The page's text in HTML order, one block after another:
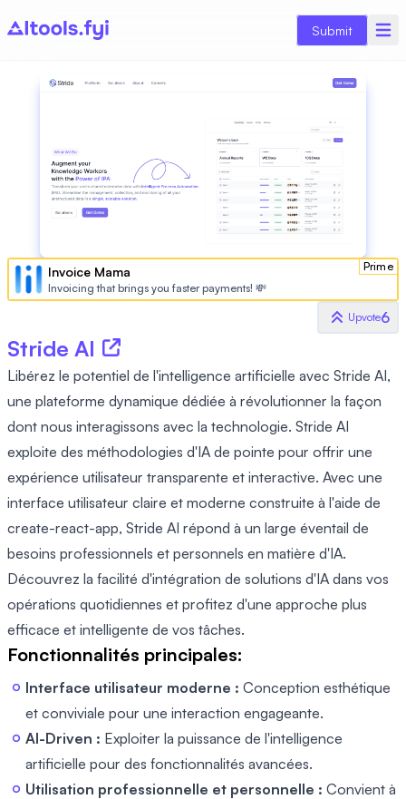
Submit
Prime
Invoice Mama
Invoicing that brings you faster payments! 💸
Upvote6
Stride AI
Libérez le potentiel de l'intelligence artificielle avec Stride AI,
une plateforme dynamique dédiée à révolutionner la façon
dont nous interagissons avec la technologie. Stride AI
exploite des méthodologies d'IA de pointe pour offrir une
expérience utilisateur transparente et interactive. Avec une
interface utilisateur claire et moderne construite à l'aide de
create-react-app, Stride AI répond à un large éventail de
besoins professionnels et personnels en matière d'IA.
Découvrez la facilité d'intégration de solutions d'IA dans vos
opérations quotidiennes et profitez d'une approche plus
efficace et intelligente de vos tâches.
Fonctionnalités principales:
Interface utilisateur moderne : Conception esthétique
et conviviale pour une interaction engageante.
AI-Driven : Exploiter la puissance de l'intelligence
artificielle pour des fonctionnalités avancées.
Utilisation professionnelle et personnelle : Convient à